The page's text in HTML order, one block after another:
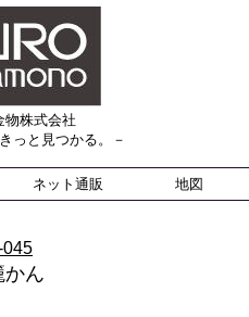
物株式会社
っと見つかる。－
ネット通販 地図
045
かん